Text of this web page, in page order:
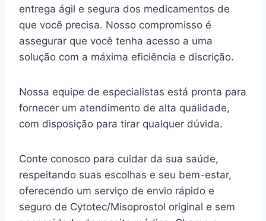
entrega ágil e segura dos medicamentos de
que você precisa. Nosso compromisso é
assegurar que você tenha acesso a uma
solução com a máxima eficiência e discrição.
Nossa equipe de especialistas está pronta para
fornecer um atendimento de alta qualidade,
com disposição para tirar qualquer dúvida.
Conte conosco para cuidar da sua saúde,
respeitando suas escolhas e seu bem-estar,
oferecendo um serviço de envio rápido e
seguro de Cytotec/Misoprostol original e sem